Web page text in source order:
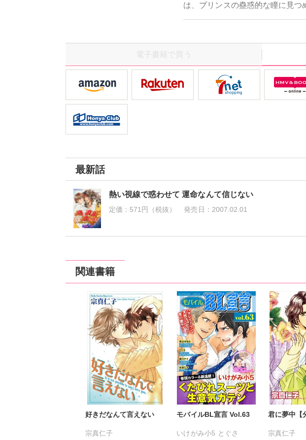
は、プリンスの蠱惑的な瞳に見つ
会ったプリンスに、ゴーインに
恋のライバル・アラスのアフタ
電子書籍で買う
最新話
熱い視線で惑わせて 運命なんて信じない
定価： 571円（税抜） 発売日： 2007.02.01
関連書籍
好きだなんて言えない
宗真仁子
モバイルBL宣言 Vol.63
いけがみ小5 とぐさ
君に夢中【
宗真仁子